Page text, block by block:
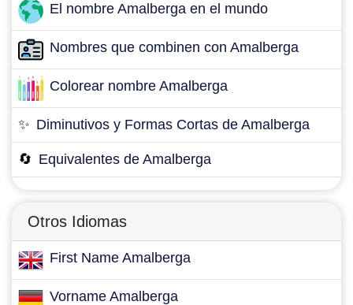
El nombre Amalberga en el mundo
Nombres que combinen con Amalberga
Colorear nombre Amalberga
✨ Diminutivos y Formas Cortas de Amalberga
🔄 Equivalentes de Amalberga
Otros Idiomas
First Name Amalberga
Vorname Amalberga